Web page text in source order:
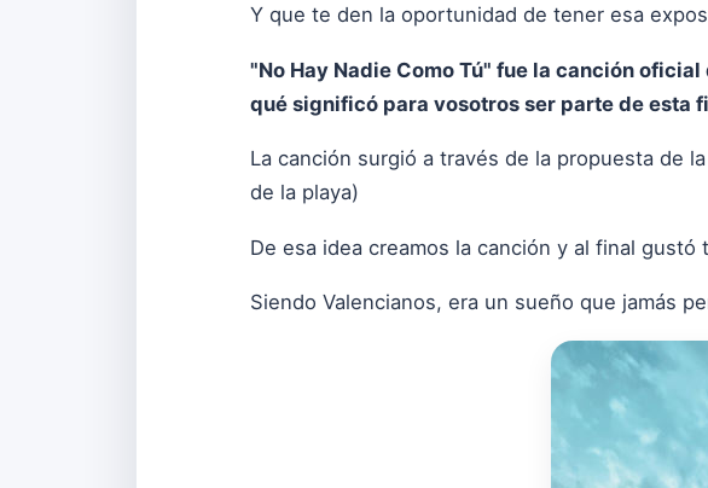
Y que te den la oportunidad de tener esa
"No Hay Nadie Como Tú" fue la canción
qué significó para vosotros ser parte de esta
La canción surgió a través de la propuesta de
de la playa)
De esa idea creamos la canción y al final
Siendo Valencianos, era un sueño que jamás